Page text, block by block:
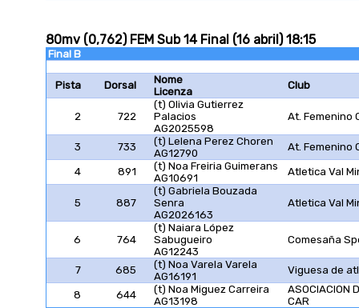
Final B
Pista Dorsal
Nome
Licenza
Club
2 722
(t) Olivia Gutierrez
Palacios
AG2025598
At. Femenino
3 733
(t) Lelena Perez Choren
AG12790
At. Femenino
4 891
(t) Noa Freiria Guimerans
AG10691
Atletica Val
5 887
(t) Gabriela Bouzada
Senra
AG2026163
Atletica Val
6 764
(t) Naiara López
Sabugueiro
AG12243
Comesaña
7 685
(t) Noa Varela Varela
AG16191
Viguesa de
8 644
(t) Noa Miguez Carreira
AG13198
ASOCIACION
CAR
80mv (0,762) FEM Sub 14 Final (16 abril) 18:15